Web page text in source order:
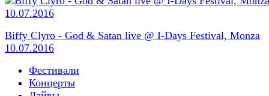
Biffy Clyro - God & Satan live @ I-Days Festival, Monza
10.07.2016
Фестивали
Концерты